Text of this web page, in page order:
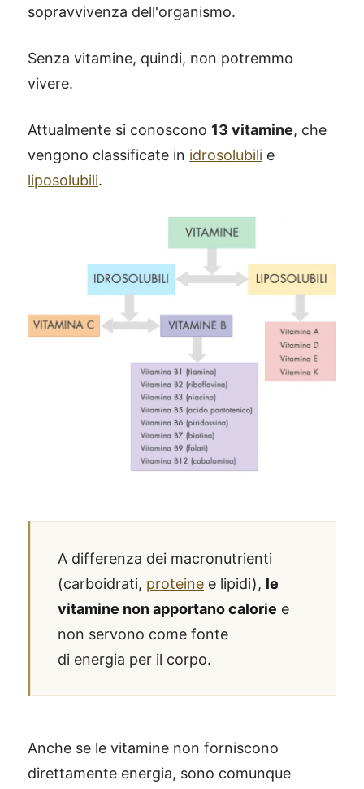
sopravvivenza dell'organismo.
Senza vitamine, quindi, non potremmo
vivere.
Attualmente si conoscono 13 vitamine, che
vengono classificate in idrosolubili e
liposolubili.
A differenza dei macronutrienti
(carboidrati, proteine e lipidi), le
vitamine non apportano calorie e
non servono come fonte
di energia per il corpo.
Anche se le vitamine non forniscono
direttamente energia, sono comunque